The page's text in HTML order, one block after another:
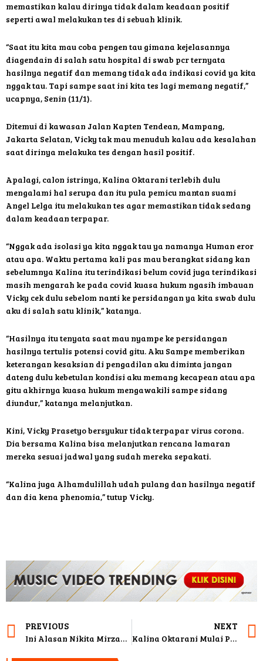
memastikan kalau dirinya tidak dalam keadaan positif
seperti awal melakukan tes di sebuah klinik.
“Saat itu kita mau coba pengen tau gimana kejelasannya
diagendain di salah satu hospital di swab pcr ternyata
hasilnya negatif dan memang tidak ada indikasi covid ya kita
nggak tau. Tapi sampe saat ini kita tes lagi memang negatif,”
ucapnya, Senin (11/1).
Ditemui di kawasan Jalan Kapten Tendean, Mampang,
Jakarta Selatan, Vicky tak mau menuduh kalau ada kesalahan
saat dirinya melakuka tes dengan hasil positif.
Apalagi, calon istrinya, Kalina Oktarani terlebih dulu
mengalami hal serupa dan itu pula pemicu mantan suami
Angel Lelga itu melakukan tes agar memastikan tidak sedang
dalam keadaan terpapar.
“Nggak ada isolasi ya kita nggak tau ya namanya Human eror
atau apa. Waktu pertama kali pas mau berangkat sidang kan
sebelumnya Kalina itu terindikasi belum covid juga terindikasi
masih mengarah ke pada covid kuasa hukum ngasih imbauan
Vicky cek dulu sebelom nanti ke persidangan ya kita swab dulu
aku di salah satu klinik,” katanya.
“Hasilnya itu tenyata saat mau nyampe ke persidangan
hasilnya tertulis potensi covid gitu. Aku Sampe memberikan
keterangan kesaksian di pengadilan aku diminta jangan
dateng dulu kebetulan kondisi aku memang kecapean atau apa
gitu akhirnya kuasa hukum mengawakili sampe sidang
diundur,” katanya melanjutkan.
Kini, Vicky Prasetyo bersyukur tidak terpapar virus corona.
Dia bersama Kalina bisa melanjutkan rencana lamaran
mereka sesuai jadwal yang sudah mereka sepakati.
“Kalina juga Alhamdulillah udah pulang dan hasilnya negatif
dan dia kena phenomia,” tutup Vicky.
PREVIOUS
Ini Alasan Nikita Mirzani Ogah Rekam Saat Berhubungan Intim
NEXT
Kalina Oktarani Mulai Pulih, Vicky Prasetyo Lanjutkan Rencana Lamaran